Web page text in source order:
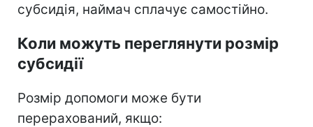
субсидія, наймач сплачує самостійно.
Коли можуть переглянути розмір
субсидії
Розмір допомоги може бути
перерахований, якщо: